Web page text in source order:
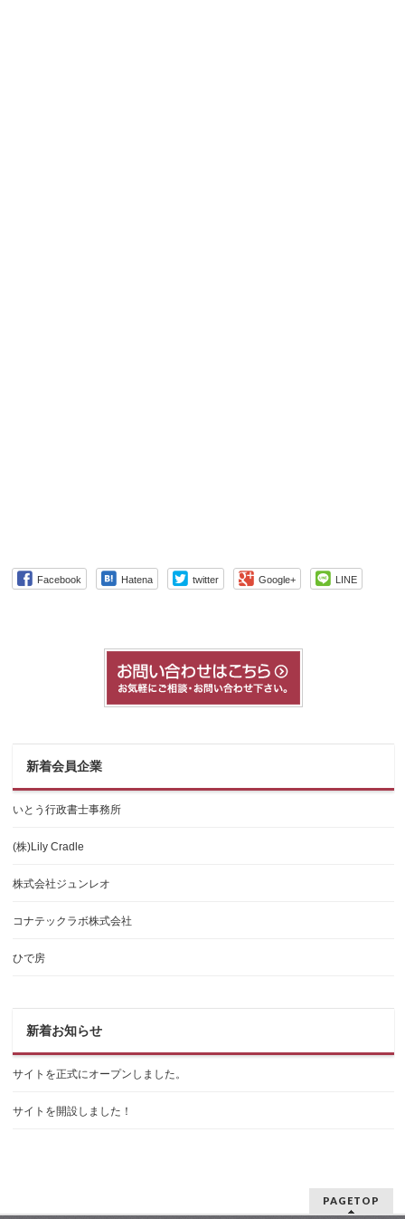
Facebook Hatena twitter Google+ LINE
新着会員企業
いとう行政書士事務所
(株)Lily Cradle
株式会社ジュンレオ
コナテックラボ株式会社
ひで房
新着お知らせ
サイトを正式にオープンしました。
サイトを開設しました！
PAGETOP